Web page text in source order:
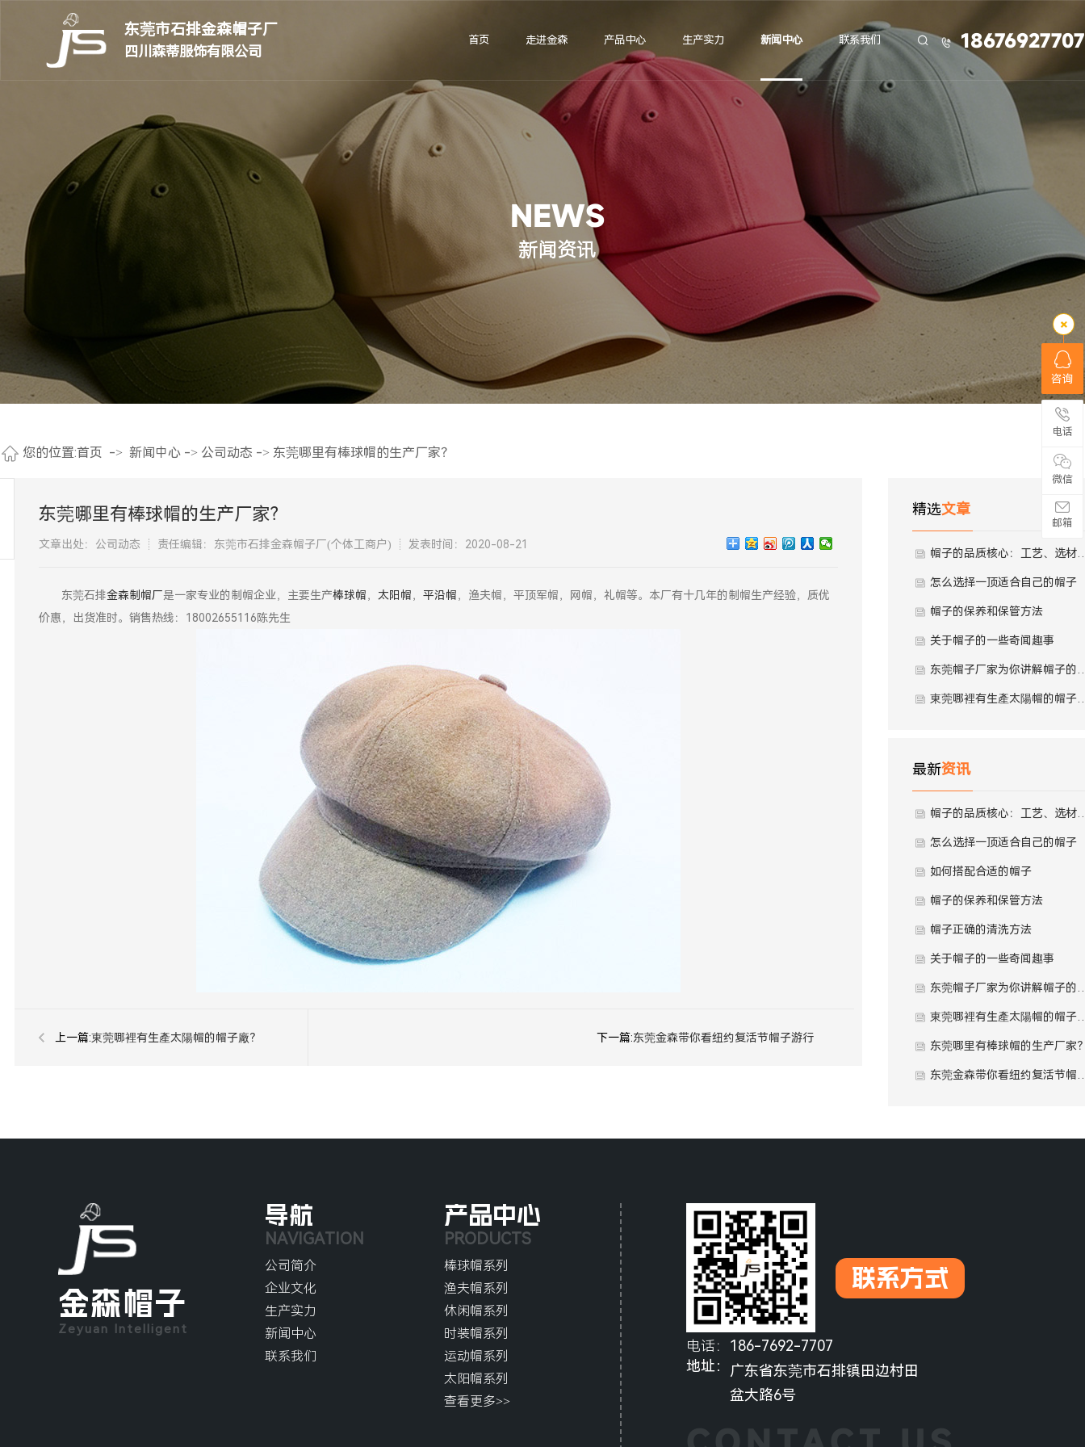
东莞市石排金森帽子厂
四川森蒂服饰有限公司
首页 走进金森 产品中心 生产实力 新闻中心 联系我们   18676927707
NEWS
新闻资讯
您的位置:首页 -> 新闻中心 -> 公司动态 -> 东莞哪里有棒球帽的生产厂家？
东莞哪里有棒球帽的生产厂家？
文章出处：公司动态 责任编辑：东莞市石排金森帽子厂(个体工商户) 发表时间：2020-08-21
东莞石排金森制帽厂是一家专业的制帽企业，主要生产棒球帽， 太阳帽， 平沿帽，渔夫帽，平顶军帽，网帽，礼帽等。本厂有十几年的制帽生产经验，质优
价惠，出货准时。销售热线：18002655116陈先生
上一篇:東莞哪裡有生產太陽帽的帽子廠？ 下一篇:东莞金森带你看纽约复活节帽子游行
精选文章
怎么选择一顶适合自己的帽子
帽子的保养和保管方法
关于帽子的一些奇闻趣事
最新资讯
怎么选择一顶适合自己的帽子
如何搭配合适的帽子
帽子的保养和保管方法
帽子正确的清洗方法
关于帽子的一些奇闻趣事
东莞哪里有棒球帽的生产厂家
金森帽子
Zeyuan Intelligent
联系方式
电话： 186-7692-7707
地址： 广东省东莞市石排镇田边村田
盆大路6号
产品中心
PRODUCTS
棒球帽系列
渔夫帽系列
休闲帽系列
时装帽系列
运动帽系列
太阳帽系列
查看更多>>
导航
NAVIGATION
公司简介
企业文化
生产实力
新闻中心
联系我们
咨询
电话
微信
邮箱